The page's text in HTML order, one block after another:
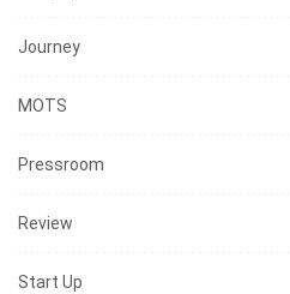
Journey
MOTS
Pressroom
Review
Start Up